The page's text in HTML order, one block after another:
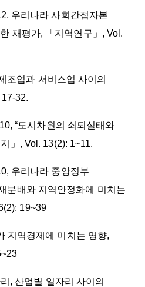
우리나라 사회간접자본
재평가, 「지역연구」, Vol.
조업과 서비스업 사이의
32.
“도시차원의 쇠퇴실태와
」, Vol. 13(2): 1~11.
우리나라 중앙정부
분배와 지역안정화에 미치는
19~39
지역경제에 미치는 영향,
, 산업별 일자리 사이의